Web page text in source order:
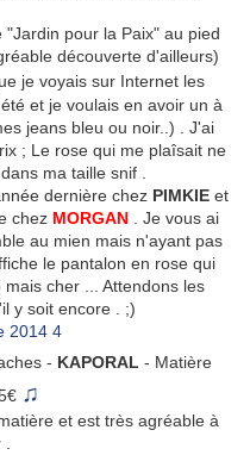
pour la Paix" au pied
découverte d'ailleurs)
je voyais sur Internet les
et je voulais en avoir un à
jeans bleu ou noir..) . J'ai
; Le rose qui me plaîsait ne
ma taille snif .
dernière chez PIMKIEet
chez MORGAN
. Je vous ai
au mien mais n'ayant pas
le pantalon en rose qui
cher ... Attendons les
y soit encore . ;)
- KAPORAL - Matière
♫
et est très agréable à